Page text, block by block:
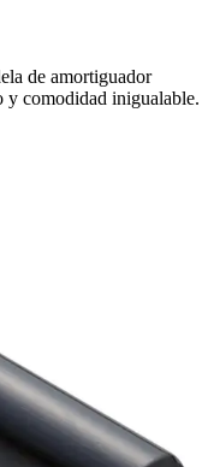
de amortiguador
y comodidad inigualable.